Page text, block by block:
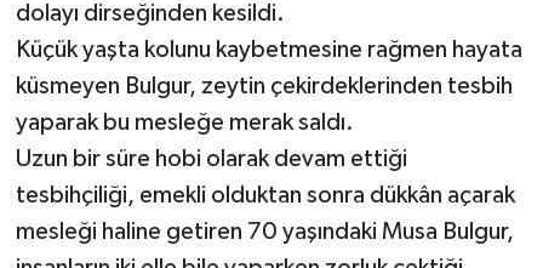
dolayı dirseğinden kesildi.
Küçük yaşta kolunu kaybetmesine rağmen hayata
küsmeyen Bulgur, zeytin çekirdeklerinden tesbih
yaparak bu mesleğe merak saldı.
Uzun bir süre hobi olarak devam ettiği
tesbihçiliği, emekli olduktan sonra dükkân açarak
mesleği haline getiren 70 yaşındaki Musa Bulgur,